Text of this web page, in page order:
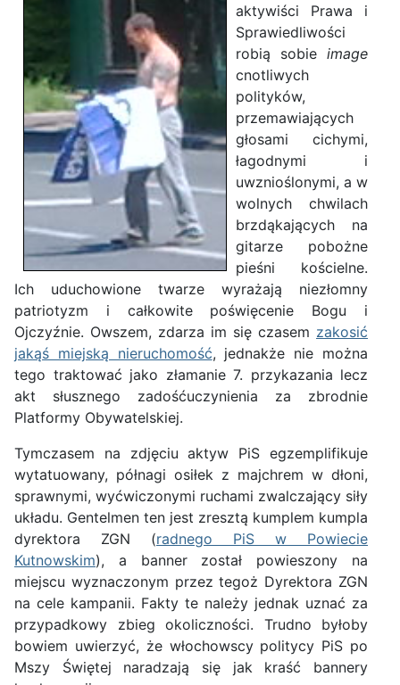
aktywiści Prawa i
Sprawiedliwości
robią sobie image
cnotliwych
polityków,
przemawiających
głosami cichymi,
łagodnymi i
uwznioślonymi, a w
wolnych chwilach
brzdąkających na
gitarze pobożne
pieśni kościelne.
Ich uduchowione twarze wyrażają niezłomny
patriotyzm i całkowite poświęcenie Bogu i
Ojczyźnie. Owszem, zdarza im się czasem zakosić
jakąś miejską nieruchomość, jednakże nie można
tego traktować jako złamanie 7. przykazania lecz
akt słusznego zadośćuczynienia za zbrodnie
Platformy Obywatelskiej.
Tymczasem na zdjęciu aktyw PiS egzemplifikuje
wytatuowany, półnagi osiłek z majchrem w dłoni,
sprawnymi, wyćwiczonymi ruchami zwalczający siły
układu. Gentelmen ten jest zresztą kumplem kumpla
dyrektora ZGN (radnego PiS w Powiecie
Kutnowskim), a banner został powieszony na
miejscu wyznaczonym przez tegoż Dyrektora ZGN
na cele kampanii. Fakty te należy jednak uznać za
przypadkowy zbieg okoliczności. Trudno byłoby
bowiem uwierzyć, że włochowscy politycy PiS po
Mszy Świętej naradzają się jak kraść bannery